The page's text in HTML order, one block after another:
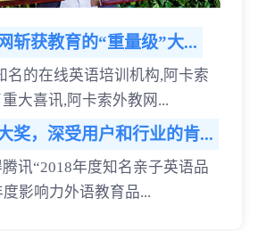
斩获教育的“重量级”大...
名的在线英语培训机构,阿卡索
大喜讯,阿卡索外教网...
奖，深受用户和行业的肯...
讯“2018年度知名亲子英语品
度影响力外语教育品...